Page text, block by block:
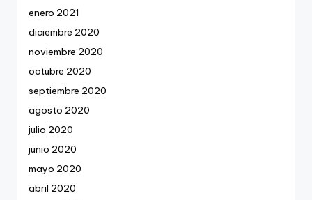
enero 2021
diciembre 2020
noviembre 2020
octubre 2020
septiembre 2020
agosto 2020
julio 2020
junio 2020
mayo 2020
abril 2020